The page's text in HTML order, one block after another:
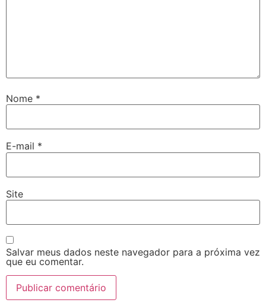
Nome *
E-mail *
Site
Salvar meus dados neste navegador para a próxima vez
que eu comentar.